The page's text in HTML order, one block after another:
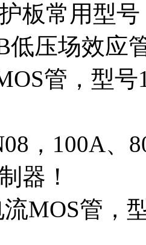
板常用型
低压场效应
管，型
，100A、
器！
MOS管，